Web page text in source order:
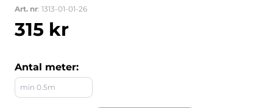
Art. nr: 1313-01-01-26
315 kr
Antal meter: